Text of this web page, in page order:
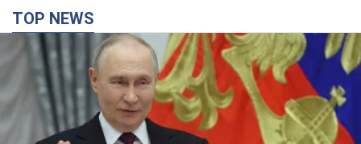
Путин не готов завершить войну: две карты
Кремля, которые нужно разыграть, чтобы
изменить его мнение. Интервью с Веселовским
Без изменения позиции России о скором завершении войны